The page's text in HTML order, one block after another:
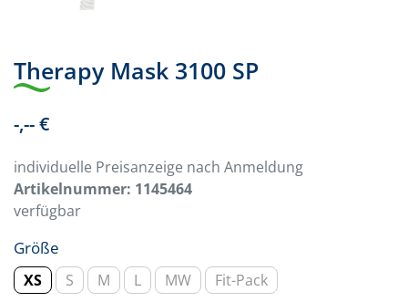
Therapy Mask 3100 SP
-,-- €
individuelle Preisanzeige nach Anmeldung
Artikelnummer: 1145464
verfügbar
Größe
XS S M L MW Fit-Pack